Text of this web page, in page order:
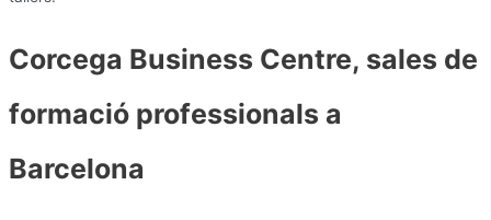
Corcega Business Centre, sales de
formació professionals a
Barcelona